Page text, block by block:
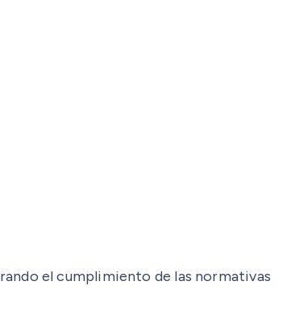
el cumplimiento de las normativas